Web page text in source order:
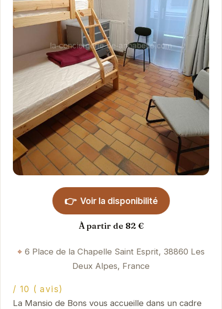
👉 Voir la disponibilité
À partir de 82 €
6 Place de la Chapelle Saint Esprit, 38860 Les
Deux Alpes, France
/ 10 ( avis)
La Mansio de Bons vous accueille dans un cadre